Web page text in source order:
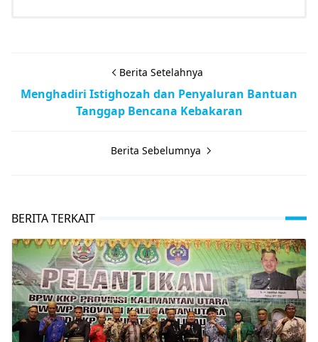
Berita Setelahnya
Menghadiri Istighozah dan Penyaluran Bantuan
Tanggap Bencana Kebakaran
Berita Sebelumnya
BERITA TERKAIT